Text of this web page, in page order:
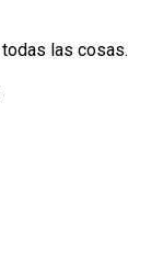
las cosas.